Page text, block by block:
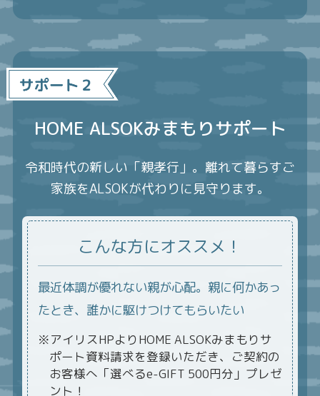
HOME ALSOKみまもりサポート
令和時代の新しい「親孝行」。離れて暮らすご
家族をALSOKが代わりに見守ります。
こんな方にオススメ！
最近体調が優れない親が心配。親に何かあっ
たとき、誰かに駆けつけてもらいたい
※アイリスHPよりHOME ALSOKみまもりサ
ポート資料請求を登録いただき、 ご契約の
お客様へ「選べるe-GIFT 500円分」プレゼ
ント！